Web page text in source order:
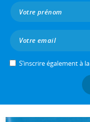
S’inscrire également à la